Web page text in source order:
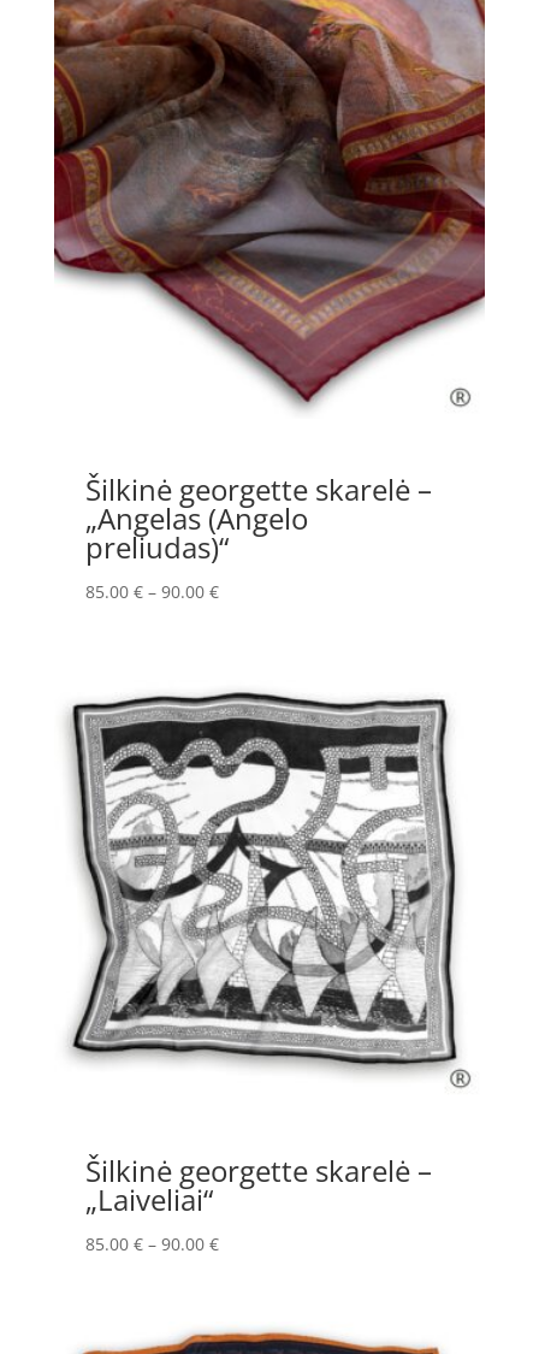
90.00 €
Šilkinė georgette skarelė –
„Angelas (Angelo
preliudas)“
85.00 € – 90.00 €Price
90.00 €
Šilkinė georgette skarelė –
„Laiveliai“
85.00 € – 90.00 €Price
through